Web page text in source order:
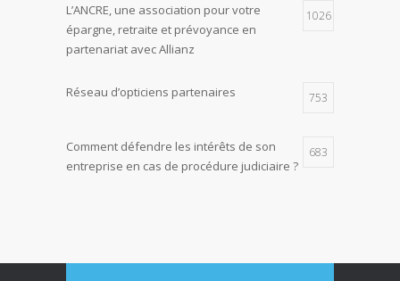
L’ANCRE, une association pour votre
épargne, retraite et prévoyance en
partenariat avec Allianz
1026
Réseau d’opticiens partenaires 753
Comment défendre les intérêts de son
entreprise en cas de procédure judiciaire ?
683